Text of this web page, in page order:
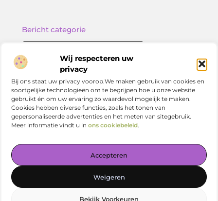
Wij respecteren uw
privacy
Bij ons staat uw privacy voorop.We maken gebruik van cookies en
soortgelijke technologieën om te begrijpen hoe u onze website
gebruikt én om uw ervaring zo waardevol mogelijk te maken.
Cookies hebben diverse functies, zoals het tonen van
gepersonaliseerde advertenties en het meten van sitegebruik.
Meer informatie vindt u in ons cookiebeleid.
Accepteren
Weigeren
Bekijk Voorkeuren
Jouw centrale plek voor kennis en inspiratie
— Verdiep je in prikkelende artikelen, slimme tips en
vandaag met ontdekken op vetlog.nl!
Onze informatie
Bericht categorie